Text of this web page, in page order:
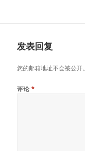
发表回复
您的邮箱地址不会被公开。
评论 *